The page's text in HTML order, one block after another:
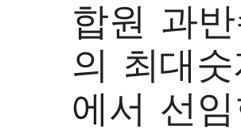
합원 과
의 최대
에서 선